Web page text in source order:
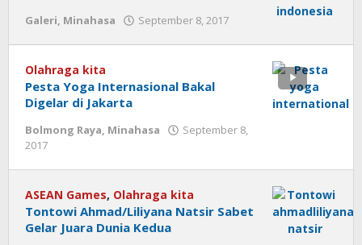
Galeri, Minahasa September 8, 2017
Olahraga kita
Pesta Yoga Internasional Bakal
Digelar di Jakarta
Bolmong Raya, Minahasa
September 8,
2017
ASEAN Games, Olahraga kita
Tontowi Ahmad/Liliyana Natsir Sabet
Gelar Juara Dunia Kedua